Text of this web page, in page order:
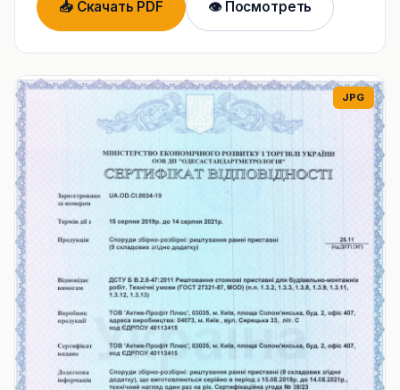
📥 Скачать PDF 👁 Посмотреть
JPG